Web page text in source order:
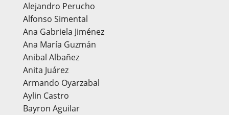
Alejandro Perucho
Alfonso Simental
Ana Gabriela Jiménez
Ana María Guzmán
Anibal Albañez
Anita Juárez
Armando Oyarzabal
Aylin Castro
Bayron Aguilar